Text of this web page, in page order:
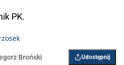
PK.
Broński Udostępnij